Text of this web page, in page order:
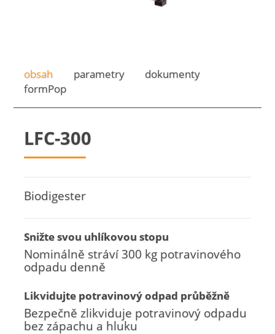
obsah parametry
dokumenty
formPop
LFC-300
Biodigester
Snižte svou uhlíkovou stopu
Nominálně stráví 300 kg potravinového
odpadu denně
Likvidujte potravinový odpad průběžně
Bezpečně zlikviduje potravinový odpadu
bez zápachu a hluku